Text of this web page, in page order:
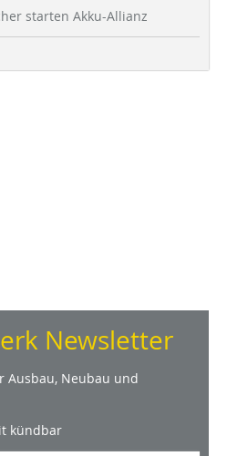
starten Akku-Allianz
Newsletter
Ausbau, Neubau und
kündbar